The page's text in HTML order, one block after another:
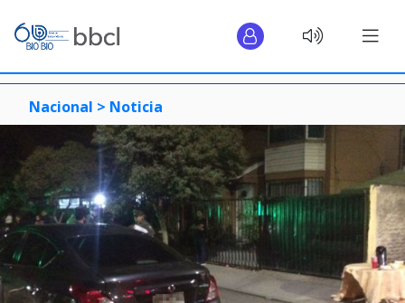
Nacional > Noticia